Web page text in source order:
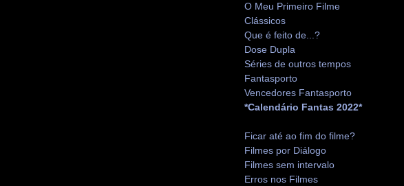
O Meu Primeiro Filme
Clássicos
Que é feito de...?
Dose Dupla
Séries de outros tempos
Fantasporto
Vencedores Fantasporto
*Calendário Fantas 2022*
Ficar até ao fim do filme?
Filmes por Diálogo
Filmes sem intervalo
Erros nos Filmes